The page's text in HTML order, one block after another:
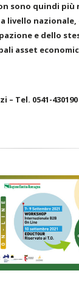
sono quindi più
nazionale,
e dello
asset
Tel. 0541-430190